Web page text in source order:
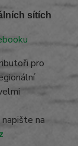
sítích
pro
na